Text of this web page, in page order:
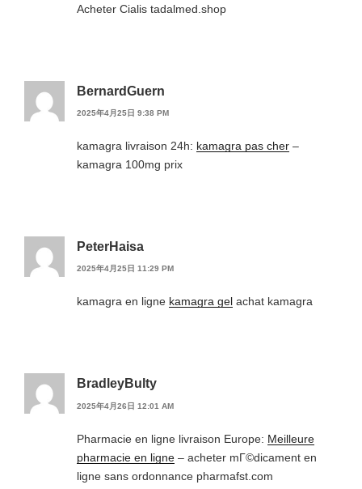
Acheter Cialis tadalmed.shop
BernardGuern
2025年4月25日 9:38 PM
kamagra livraison 24h: kamagra pas cher –
kamagra 100mg prix
PeterHaisa
2025年4月25日 11:29 PM
kamagra en ligne kamagra gel achat kamagra
BradleyBulty
2025年4月26日 12:01 AM
Pharmacie en ligne livraison Europe: Meilleure
pharmacie en ligne – acheter mГ©dicament en
ligne sans ordonnance pharmafst.com